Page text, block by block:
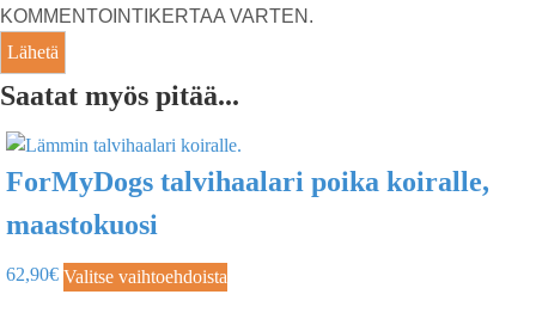
KOMMENTOINTIKERTAA VARTEN.
Saatat myös pitää...
ForMyDogs talvihaalari poika koiralle,
maastokuosi
62,90€ Valitse vaihtoehdoista